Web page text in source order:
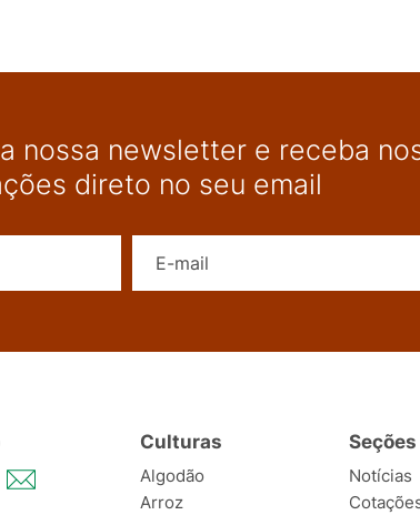
nossa newsletter e receba
direto no seu email
Culturas
Algodão
Arroz
Seções
Notícias